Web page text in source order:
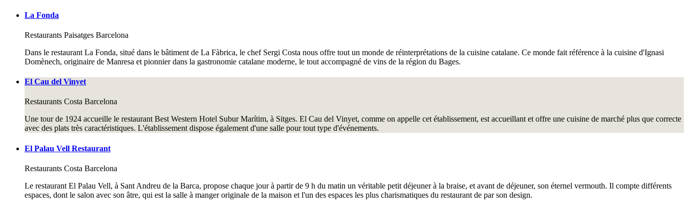
La Fonda
Restaurants Paisatges Barcelona
Dans le restaurant La Fonda, situé dans le bâtiment de La Fàbrica, le chef Sergi Costa nous offre tout un monde de réinterprétations de la cuisine catalane. Ce monde fait référence à la cuisine d'Ignasi
Domènech, originaire de Manresa et pionnier dans la gastronomie catalane moderne, le tout accompagné de vins de la région du Bages.
El Cau del Vinyet
Restaurants Costa Barcelona
Une tour de 1924 accueille le restaurant Best Western Hotel Subur Marítim, à Sitges. El Cau del Vinyet, comme on appelle cet établissement, est accueillant et offre une cuisine de marché plus que correcte
avec des plats très caractéristiques. L'établissement dispose également d'une salle pour tout type d'événements.
El Palau Vell Restaurant
Restaurants Costa Barcelona
Le restaurant El Palau Vell, à Sant Andreu de la Barca, propose chaque jour à partir de 9 h du matin un véritable petit déjeuner à la braise, et avant de déjeuner, son éternel vermouth. Il compte différents
espaces, dont le salon avec son âtre, qui est la salle à manger originale de la maison et l'un des espaces les plus charismatiques du restaurant de par son design.